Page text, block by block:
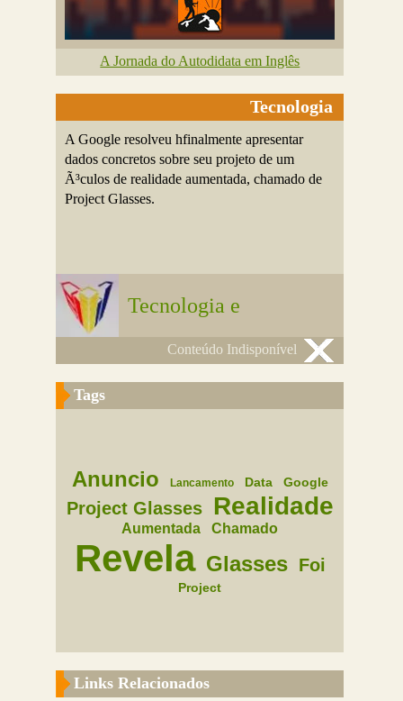
A Jornada do Autodidata em Inglês
Tecnologia
A Google resolveu hfinalmente apresentar
dados concretos sobre seu projeto de um
Ã³culos de realidade aumentada, chamado de
Project Glasses.
Tecnologia e
Conteúdo Indisponível
Tags
Anuncio Lancamento Data Google
Project Glasses Realidade
Aumentada Chamado
Revela Glasses Foi
Project
Links Relacionados